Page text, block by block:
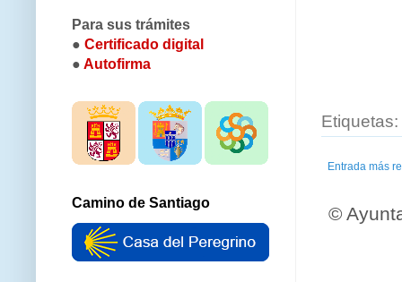
Etiquetas:
Entrada más
©
Para sus trámites
● Certificado digital
● Autofirma
Camino de Santiago